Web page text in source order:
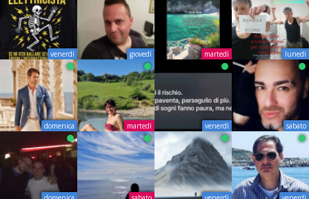
venerdì giovedì martedì lunedì
domenica martedì venerdì sabato